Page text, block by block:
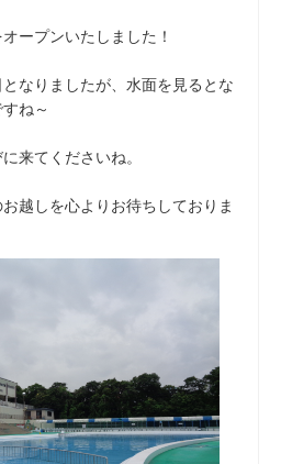
ープンいたしました！
なりましたが、水面を見るとな
ね～
来てくださいね。
越しを心よりお待ちしておりま